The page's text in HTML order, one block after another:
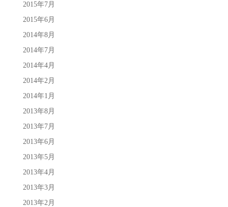
2015年7月
2015年6月
2014年8月
2014年7月
2014年4月
2014年2月
2014年1月
2013年8月
2013年7月
2013年6月
2013年5月
2013年4月
2013年3月
2013年2月